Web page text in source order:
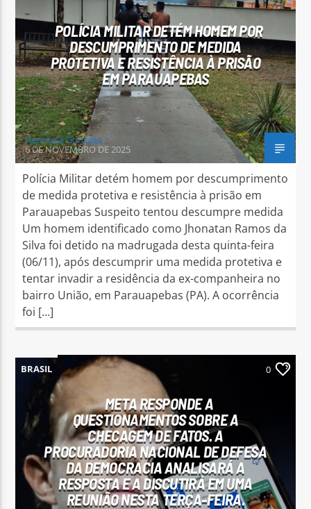
Arara Azul FM
POLÍCIA MILITAR DETÉM HOMEM POR
DESCUMPRIMENTO DE MEDIDA
PROTETIVA E RESISTÊNCIA À PRISÃO
EM PARAUAPEBAS
Henrique Gonzaga
6 DE NOVEMBRO DE 2025
Polícia Militar detém homem por descumprimento
de medida protetiva e resistência à prisão em
Parauapebas Suspeito tentou descumpre medida
Um homem identificado como Jhonatan Ramos da
Silva foi detido na madrugada desta quinta-feira
(06/11), após descumprir uma medida protetiva e
tentar invadir a residência da ex-companheira no
bairro União, em Parauapebas (PA). A ocorrência
foi […]
BRASIL 0
META RESPONDE A
QUESTIONAMENTOS SOBRE A
CHECAGEM DE FATOS. A
PROCURADORIA NACIONAL DE DEFESA
DA DEMOCRACIA ANALISARÁ A
RESPOSTA E A DISCUTIRÁ EM UMA
REUNIÃO NESTA TERÇA-FEIRA.